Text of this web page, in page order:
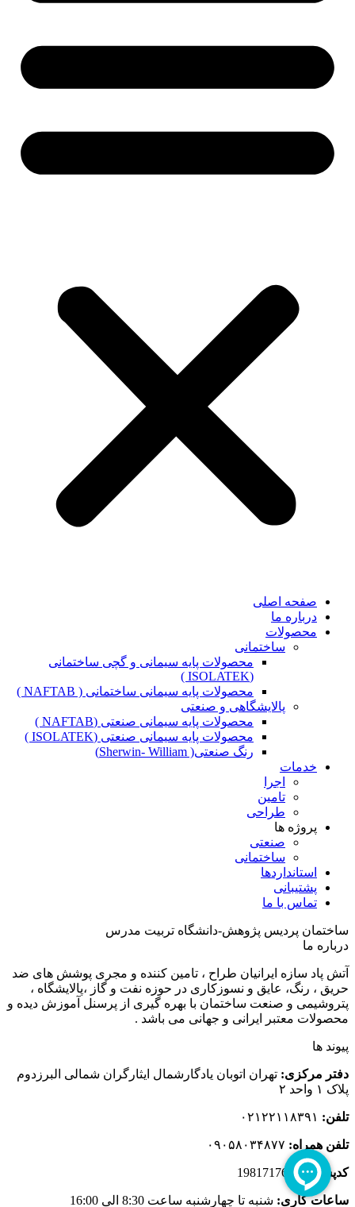
صفحه اصلی
درباره ما
محصولات
ساختمانی
محصولات پایه سیمانی و گچی ساختمانی
(ISOLATEK )
محصولات پایه سیمانی ساختمانی ( NAFTAB )
پالایشگاهی و صنعتی
محصولات پایه سیمانی صنعتی (NAFTAB )
محصولات پایه سیمانی صنعتی (ISOLATEK )
رنگ صنعتی( Sherwin- William)
خدمات
اجرا
تامین
طراحی
پروژه ها
صنعتی
ساختمانی
استانداردها
پشتیبانی
تماس با ما
ساختمان پردیس پژوهش-دانشگاه تربیت مدرس
درباره ما
آتش پاد سازه ایرانیان طراح ، تامین کننده و مجری پوشش های ضد
حریق ، رنگ، عایق و نسوزکاری در حوزه نفت و گاز ،پالایشگاه ،
پتروشیمی و صنعت ساختمان با بهره گیری از پرسنل آموزش دیده و
محصولات معتبر ایرانی و جهانی می باشد .
پیوند ها
دفتر مرکزی: تهران اتوبان یادگارشمال ایثارگران شمالی البرزدوم
پلاک ۱ واحد ۲
تلفن:
تلفن همراه:
کدپستی: 1981717653
ساعات کاری: شنبه تا چهارشنبه ساعت 8:30 الی 16:00